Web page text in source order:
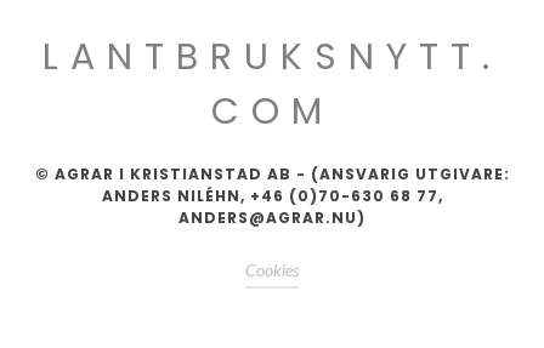
LANTBRUKSNYTT.
COM
© AGRAR I KRISTIANSTAD AB - (ANSVARIG UTGIVARE:
ANDERS NILÉHN, +46 (0)70-630 68 77,
ANDERS@AGRAR.NU)
Cookies